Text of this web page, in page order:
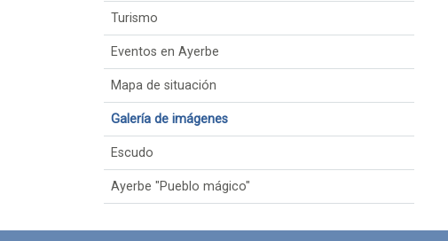
Turismo
Eventos en Ayerbe
Mapa de situación
Galería de imágenes
Escudo
Ayerbe "Pueblo mágico"